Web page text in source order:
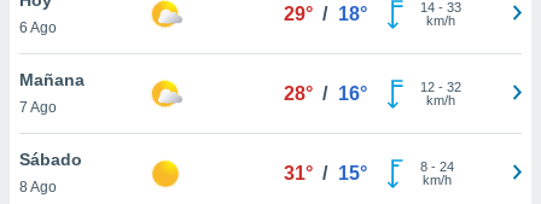
en
más
nuestra
6 Ago
29° / 18° 14- 33
km/h
Mañana
7 Ago
28° / 16° 12- 32
km/h
Sábado
8 Ago
31° / 15° 8- 24
km/h